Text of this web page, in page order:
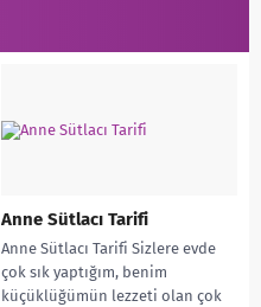
Anne Sütlacı Tarifi
Anne Sütlacı Tarifi Sizlere evde
çok sık yaptığım, benim
küçüklüğümün lezzeti olan çok